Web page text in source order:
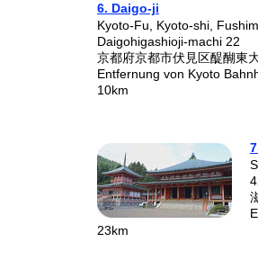
6. Daigo-ji
Kyoto-Fu, Kyoto-shi,
Daigohigashioji-machi 22
京都府京都市伏見区醍醐東
Entfernung von Kyoto
10km
23km